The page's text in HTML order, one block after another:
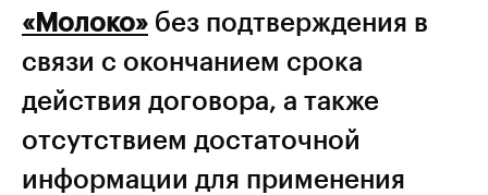
«Молоко» без подтверждения в
связи с окончанием срока
действия договора, а также
отсутствием достаточной
информации для применения